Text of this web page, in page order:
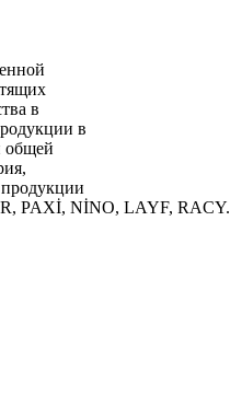
в
в
общей
PAXİ, NİNO, LAYF, RACY.